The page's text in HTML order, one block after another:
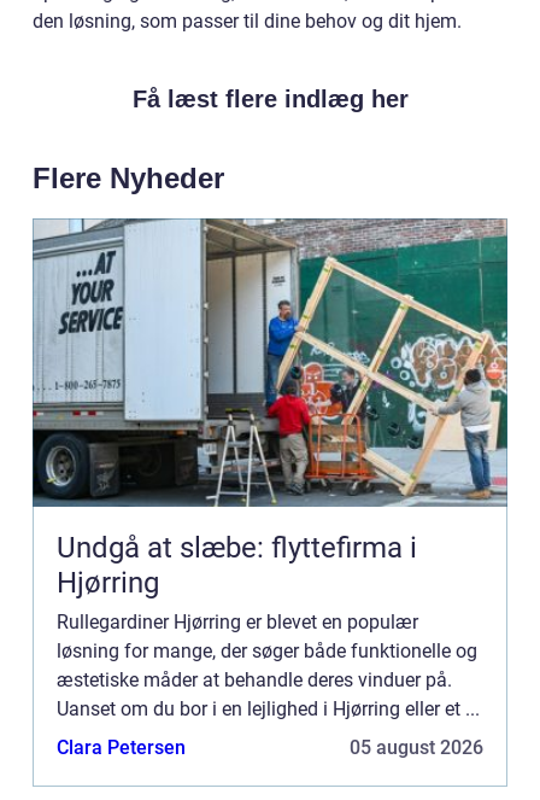
den løsning, som passer til dine behov og dit hjem.
Få læst flere indlæg her
Flere Nyheder
Undgå at slæbe: flyttefirma i
Hjørring
Rullegardiner Hjørring er blevet en populær
løsning for mange, der søger både funktionelle og
æstetiske måder at behandle deres vinduer på.
Uanset om du bor i en lejlighed i Hjørring eller et ...
Clara Petersen
05 august 2026